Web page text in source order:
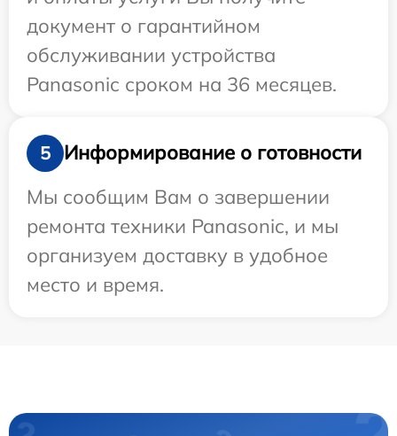
документ о гарантийном
обслуживании устройства
Panasonic сроком на 36 месяцев.
5
Информирование о готовности
Мы сообщим Вам о завершении
ремонта техники Panasonic, и мы
организуем доставку в удобное
место и время.